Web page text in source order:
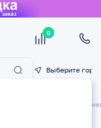
0
Выберите город
мам Бельё для